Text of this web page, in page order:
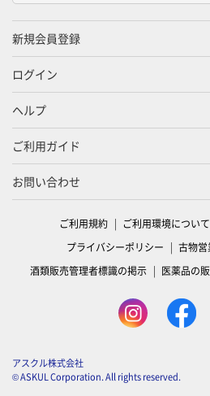
新規会員登録
ログイン
ヘルプ
ご利用ガイド
お問い合わせ
ご利用規約 ご利用環境について
プライバシーポリシー
古物
酒類販売管理者標識の掲示
医薬品の
アスクル株式会社
© ASKUL Corporation. All rights reserved.